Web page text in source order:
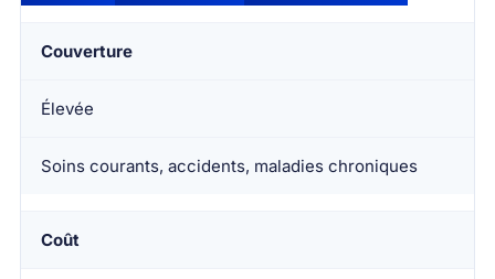
Couverture
Élevée
Soins courants, accidents, maladies chroniques
Coût